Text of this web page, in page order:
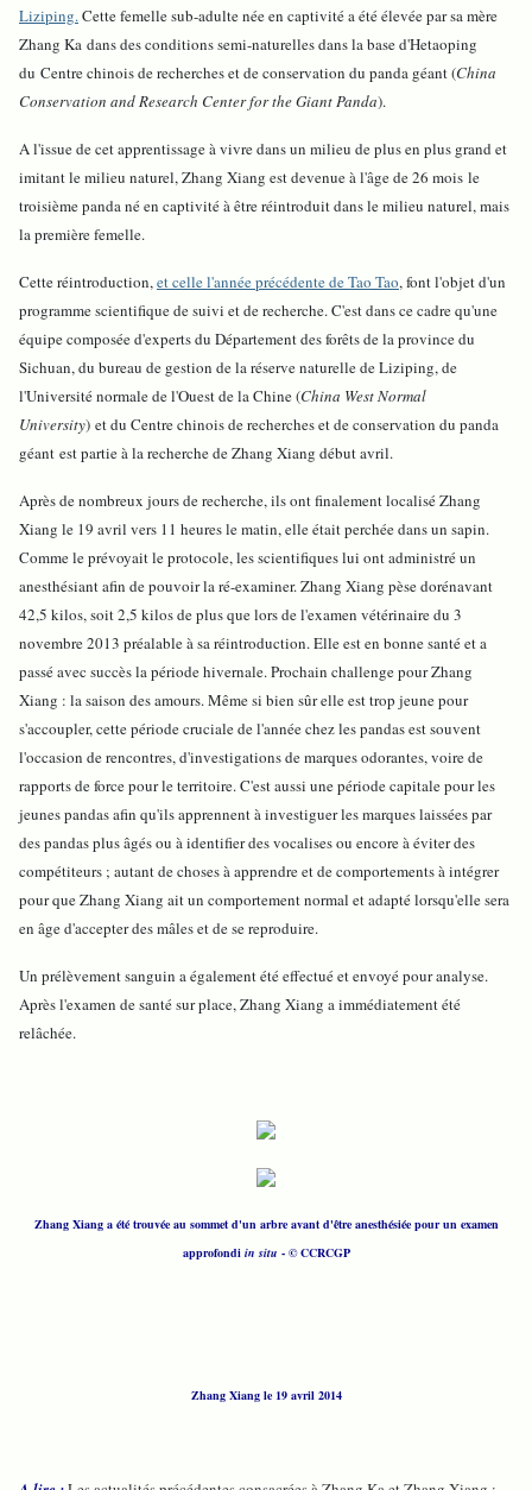
Liziping.Cette femelle sub-adulte née en captivité a été élevée par sa mère
Zhang Ka dans des conditions semi-naturelles dans la base d'Hetaoping
du Centre chinois de recherches et de conservation du panda géant (China
Conservation and Research Center for the Giant Panda).
A l'issue de cet apprentissage à vivre dans un milieu de plus en plus grand et
imitant le milieu naturel, Zhang Xiang est devenue à l'âge de 26 mois le
troisième panda né en captivité à être réintroduit dans le milieu naturel, mais
la première femelle.
Cette réintroduction,et celle l'année précédente de Tao Tao, font l'objet d'un
programme scientifique de suivi et de recherche. C'est dans ce cadre qu'une
équipe composée d'experts du Département des forêts de la province du
Sichuan, du bureau de gestion de la réserve naturelle de Liziping, de
l'Université normale de l'Ouest de la Chine (China West Normal
University) et du Centre chinois de recherches et de conservation du panda
géant est partie à la recherche de Zhang Xiang début avril.
Après de nombreux jours de recherche, ils ont finalement localisé Zhang
Xiang le 19 avril vers 11 heures le matin, elle était perchée dans un sapin.
Comme le prévoyait le protocole, les scientifiques lui ont administré un
anesthésiant afin de pouvoir la ré-examiner. Zhang Xiang pèse dorénavant
42,5 kilos, soit 2,5 kilos de plus que lors de l'examen vétérinaire du 3
novembre 2013 préalable à sa réintroduction. Elle est en bonne santé et a
passé avec succès la période hivernale. Prochain challenge pour Zhang
Xiang : la saison des amours. Même si bien sûr elle est trop jeune pour
s'accoupler, cette période cruciale de l'année chez les pandas est souvent
l'occasion de rencontres, d'investigations de marques odorantes, voire de
rapports de force pour le territoire. C'est aussi une période capitale pour les
jeunes pandas afin qu'ils apprennent à investiguer les marques laissées par
des pandas plus âgés ou à identifier des vocalises ou encore à éviter des
compétiteurs ; autant de choses à apprendre et de comportements à intégrer
pour que Zhang Xiang ait un comportement normal et adapté lorsqu'elle sera
en âge d'accepter des mâles et de se reproduire.
Un prélèvement sanguin a également été effectué et envoyé pour analyse.
Après l'examen de santé sur place, Zhang Xiang a immédiatement été
relâchée.
Zhang Xiang a été trouvée au sommet d'un arbre avant d'être anesthésiée pour un examen
approfondi in situ - © CCRCGP
Zhang Xiang le 19 avril 2014